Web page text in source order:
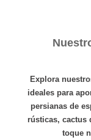
Explora
ideales para
persianas de
rústicas,cactus
toque